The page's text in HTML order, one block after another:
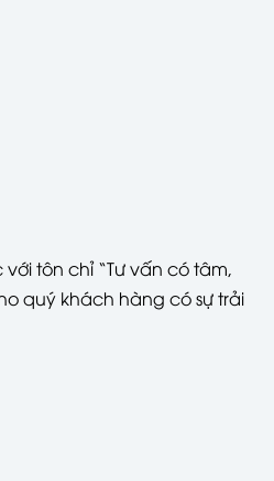
tôn chỉ “Tư vấn có tâm,
quý khách hàng có sự trải